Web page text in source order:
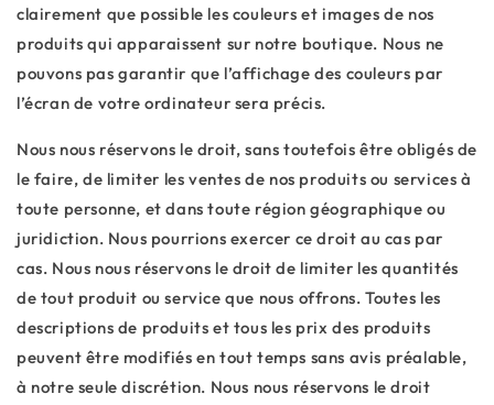
clairement que possible les couleurs et images de nos
produits qui apparaissent sur notre boutique. Nous ne
pouvons pas garantir que l’affichage des couleurs par
l’écran de votre ordinateur sera précis.
Nous nous réservons le droit, sans toutefois être obligés de
le faire, de limiter les ventes de nos produits ou services à
toute personne, et dans toute région géographique ou
juridiction. Nous pourrions exercer ce droit au cas par
cas. Nous nous réservons le droit de limiter les quantités
de tout produit ou service que nous offrons. Toutes les
descriptions de produits et tous les prix des produits
peuvent être modifiés en tout temps sans avis préalable,
à notre seule discrétion. Nous nous réservons le droit